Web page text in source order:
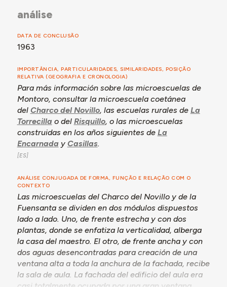
Según el testimonio recogido, esta escuela era mixta y
niños de esta zona actualmente se escolarizan en Villa
del Río, un municipio que está próximo.
análise
DATA DE CONCLUSÃO
1963
IMPORTÂNCIA, PARTICULARIDADES, SIMILARIDADES, POSIÇÃO
RELATIVA (GEOGRAFIA E CRONOLOGIA)
Para más información sobre las microescuelas de
Montoro, consultar la microescuela coetánea
del Charco del Novillo, las escuelas rurales de La
Torrecillao del Risquillo, o las microescuelas
construidas en los años siguientes de La
Encarnaday Casillas.
ANÁLISE CONJUGADA DE FORMA, FUNÇÃO E RELAÇÃO COM O
CONTEXTO
Las microescuelas del Charco del Novillo y de la
Fuensanta se dividen en dos módulos dispuestos
lado a lado. Uno, de frente estrecha y con dos
plantas, donde se enfatiza la verticalidad, alberga
la casa del maestro. El otro, de frente ancha y con
dos aguas desencontradas para creación de una
ventana alta a toda la anchura de la fachada, recibe
la sala de aula. La fachada del edificio del aula era